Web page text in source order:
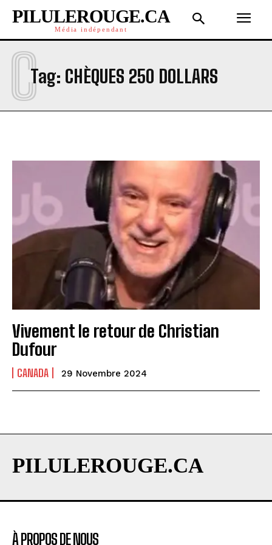
PILULEROUGE.CA
Média indépendant
Tag: CHÈQUES 250 DOLLARS
C
Vivement le retour de Christian
Dufour
CANADA 29 Novembre 2024
PILULEROUGE.CA
À PROPOS DE NOUS